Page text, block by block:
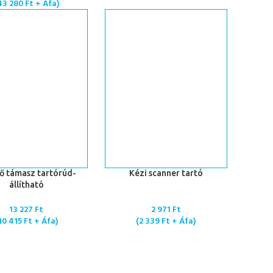
280Ft + Áfa)
TESZEM
támasz tartórúd-
állítható
13 227 Ft
415Ft + Áfa)
KOSÁRBA TESZEM
Kézi scanner tartó
2 971 Ft
(2 339Ft + Áfa)